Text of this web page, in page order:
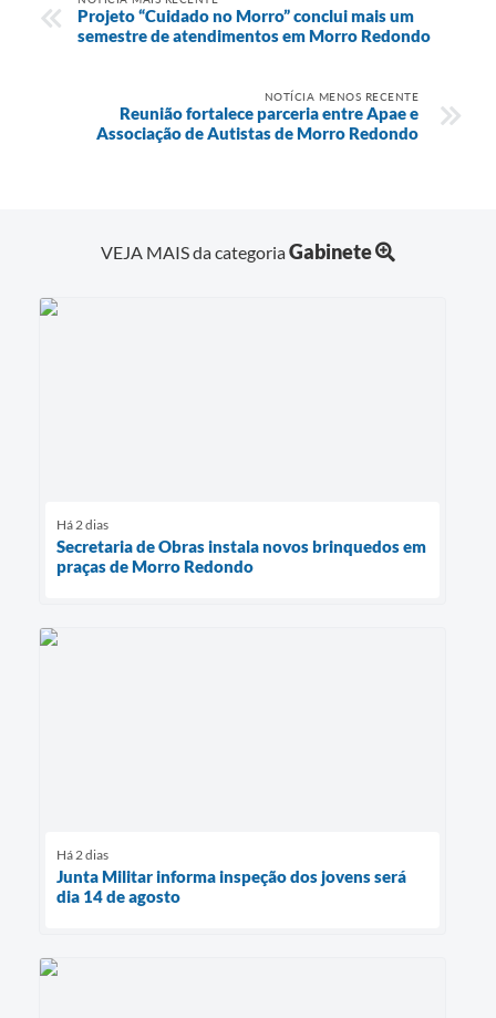
Projeto “Cuidado no Morro” conclui mais um
semestre de atendimentos em Morro Redondo
NOTÍCIA MENOS RECENTE
Reunião fortalece parceria entre Apae e
Associação de Autistas de Morro Redondo
VEJA MAIS da categoriaGabinete
Há 2 dias
Secretaria de Obras instala novos brinquedos em
praças de Morro Redondo
Há 2 dias
Junta Militar informa inspeção dos jovens será
dia 14 de agosto